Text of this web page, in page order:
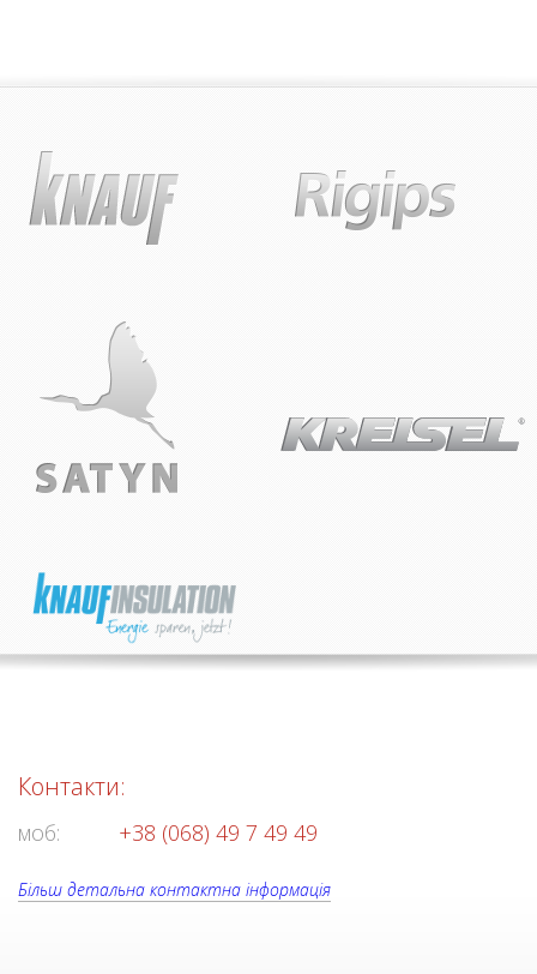
Контакти:
моб: +38 (068) 49 7 49 49
Більш детальна контактна інформація